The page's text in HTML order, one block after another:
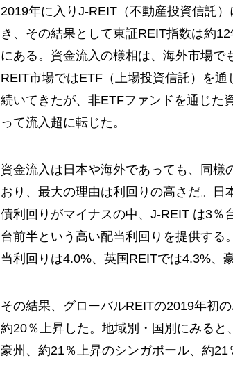
2019年に入りJ-REIT（不動産投資信託
き、その結果として東証REIT指数は約
にある。資金流入の様相は、海外市場で
REIT市場ではETF（上場投資信託）を通
続いてきたが、非ETFファンドを通じた
って流入超に転じた。
資金流入は日本や海外であっても、同様
おり、最大の理由は利回りの高さだ。日
債利回りがマイナスの中、J-REIT は3％
台前半という高い配当利回りを提供する
当利回りは4.0%、英国REITでは4.3%、
その結果、グローバルREITの2019年初
約20％上昇した。地域別・国別にみる
豪州、約21％上昇のシンガポール、約